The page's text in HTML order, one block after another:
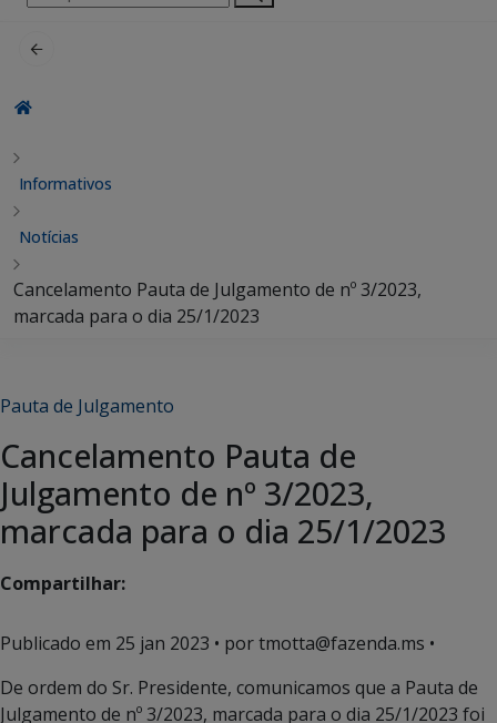
por:
Informativos
Notícias
Cancelamento Pauta de Julgamento de nº 3/2023,
marcada para o dia 25/1/2023
Pauta de Julgamento
Cancelamento Pauta de
Julgamento de nº 3/2023,
marcada para o dia 25/1/2023
Compartilhar:
Publicado em 25 jan 2023 • por tmotta@fazenda.ms •
De ordem do Sr. Presidente, comunicamos que a Pauta de
Julgamento de nº 3/2023, marcada para o dia 25/1/2023 foi